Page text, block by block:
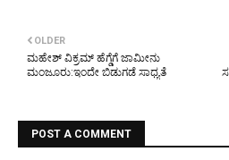
OLDER
ಮಹೇಶ್ ವಿಕ್ರಮ್ ಹೆಗ್ಡೆಗೆ ಜಾಮೀನು
ಮಂಜೂರು:ಇಂದೇ ಬಿಡುಗಡೆ ಸಾಧ್ಯತೆ
POST A COMMENT